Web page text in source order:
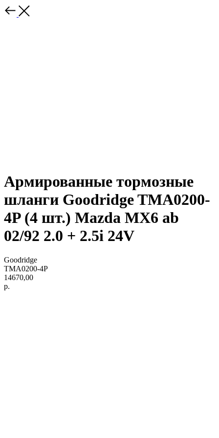
Армированные тормозные
шланги Goodridge TMA0200-
4P (4 шт.) Mazda MX6 ab
02/92 2.0 + 2.5i 24V
Goodridge
TMA0200-4P
14670,00
р.